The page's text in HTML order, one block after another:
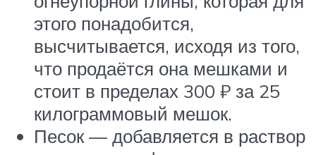
этого понадобится,
высчитывается, исходя из того,
что продаётся она мешками и
стоит в пределах 300 ₽ за 25
килограммовый мешок.
Песок — добавляется в раствор